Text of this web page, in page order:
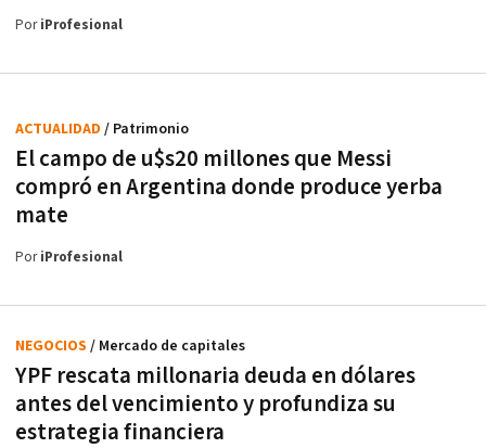
PoriProfesional
El campo de u$s20 millones que Messi
compró en Argentina donde produce yerba
mate
ACTUALIDAD / Patrimonio
PoriProfesional
YPF rescata millonaria deuda en dólares
antes del vencimiento y profundiza su
estrategia financiera
NEGOCIOS / Mercado de capitales